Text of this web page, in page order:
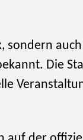
sondern
Die